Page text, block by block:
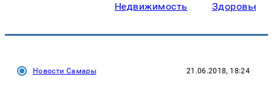
Недвижимость Здоровье
Новости Самары 21.06.2018, 18:24